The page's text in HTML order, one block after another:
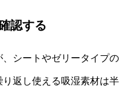
認する
シートやゼリータイプの
返し使える吸湿素材は半